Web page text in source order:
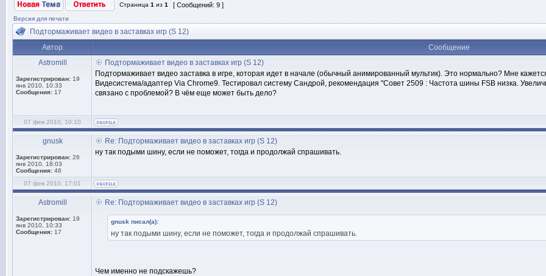
Страница 1 из 1 [ Сообщений: 9 ]
Версия для печати
Подтормаживает видео в заставках игр (S 12)
Автор
Сообщение
Astromill
Зарегистрирован: 19
янв 2010, 10:33
Сообщения: 17
Подтормаживает видео в заставках игр (S 12)
Подтормаживает видео заставка в игре, которая идет в начале (обычный анимированный мультик). Это нормально? Мне
Видесистема/адаптер Via Chrome9. Тестировал систему Сандрой, рекомендация "Совет 2509 : Частота шины FSB низка.
связано с проблемой? В чём еще может быть дело?
07 фев 2010, 10:10
gnusk
Зарегистрирован: 26
янв 2010, 18:03
Сообщения: 46
Re: Подтормаживает видео в заставках игр (S 12)
ну так подыми шину, если не поможет, тогда и продолжай спрашивать.
07 фев 2010, 17:01
Astromill
Зарегистрирован: 19
янв 2010, 10:33
Сообщения: 17
Re: Подтормаживает видео в заставках игр (S 12)
gnusk писал(а):
ну так подыми шину, если не поможет, тогда и продолжай спрашивать.
Чем именно не подскажешь?